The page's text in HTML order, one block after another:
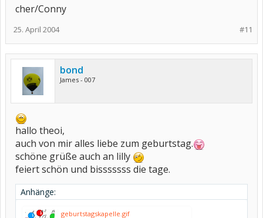
cher/Conny
#11
25. April 2004
bond
James - 007
hallo theoi,
auch von mir alles liebe zum geburtstag.
schöne grüße auch an lilly
feiert schön und bisssssss die tage.
Anhänge:
geburtstagskapelle.gif